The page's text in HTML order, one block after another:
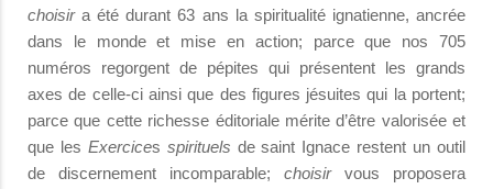
choisira été durant 63 ans la spiritualité ignatienne, ancrée
dans le monde et mise en action; parce que nos 705
numéros regorgent de pépites qui présentent les grands
axes de celle-ci ainsi que des figures jésuites qui la portent;
parce que cette richesse éditoriale mérite d’être valorisée et
que les Exercices spirituels de saint Ignace restent un outil
de discernement incomparable; choisirvous proposera